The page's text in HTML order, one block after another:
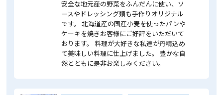
安全な地元産の野菜をふんだんに使い、ソ
ースやドレッシング類も手作りオリジナル
です。 北海道産の国産小麦を使ったパンや
ケーキを焼きお客様にご好評をいただいて
おります。 料理が大好きな私達が丹精込め
て美味しい料理に仕上げました。 豊かな自
然とともに是非お楽しみください。